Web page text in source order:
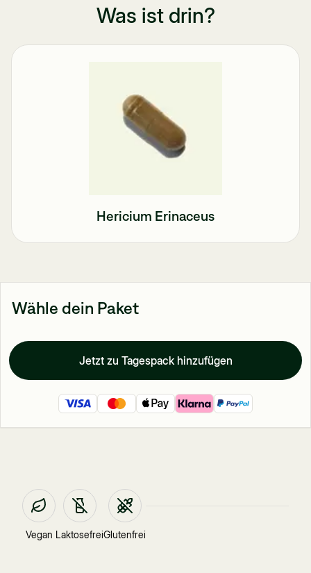
Was ist drin?
Hericium Erinaceus
Wähle dein Paket
Jetzt zu Tagespack hinzufügen
Vegan LaktosefreiGlutenfrei